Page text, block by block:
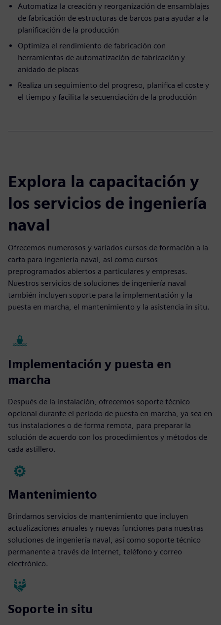
Automatiza la creación y reorganización de ensamblajes
de fabricación de estructuras de barcos para ayudar a la
planificación de la producción
Optimiza el rendimiento de fabricación con
herramientas de automatización de fabricación y
anidado de placas
Realiza un seguimiento del progreso, planifica el coste y
el tiempo y facilita la secuenciación de la producción
Explora la capacitación y
los servicios de ingeniería
naval
Ofrecemos numerosos y variados cursos de formación a la
carta para ingeniería naval, así como cursos
preprogramados abiertos a particulares y empresas.
Nuestros servicios de soluciones de ingeniería naval
también incluyen soporte para la implementación y la
puesta en marcha, el mantenimiento y la asistencia in situ.
Implementación y puesta en
marcha
Después de la instalación, ofrecemos soporte técnico
opcional durante el periodo de puesta en marcha, ya sea en
tus instalaciones o de forma remota, para preparar la
solución de acuerdo con los procedimientos y métodos de
cada astillero.
Mantenimiento
Brindamos servicios de mantenimiento que incluyen
actualizaciones anuales y nuevas funciones para nuestras
soluciones de ingeniería naval, así como soporte técnico
permanente a través de Internet, teléfono y correo
electrónico.
Soporte in situ